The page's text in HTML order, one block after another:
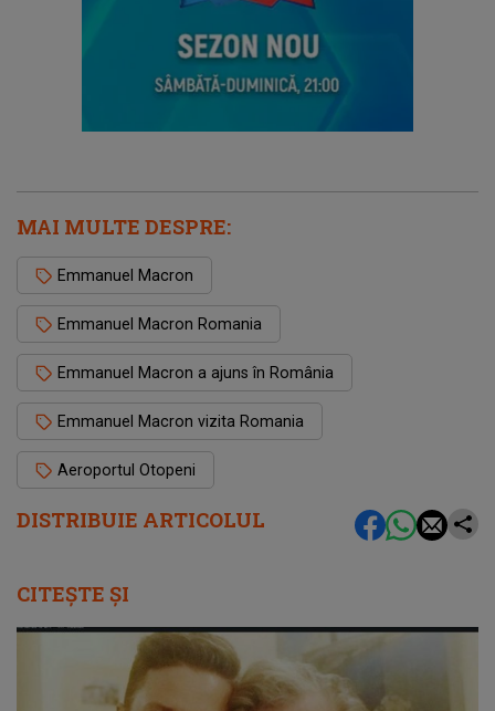
DISTRIBUIE ARTICOLUL
MAI MULTE DESPRE:
Emmanuel Macron
Emmanuel Macron Romania
Emmanuel Macron a ajuns în România
Emmanuel Macron vizita Romania
Aeroportul Otopeni
CITEȘTE ȘI